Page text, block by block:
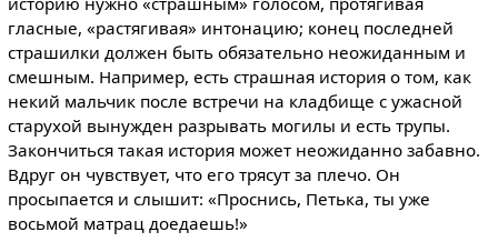
гласные, «растягивая» интонацию; конец последней
страшилки должен быть обязательно неожиданным и
смешным. Например, есть страшная история о том, как
некий мальчик после встречи на кладбище с ужасной
старухой вынужден разрывать могилы и есть трупы.
Закончиться такая история может неожиданно забавно.
Вдруг он чувствует, что его трясут за плечо. Он
просыпается и слышит: «Проснись, Петька, ты уже
восьмой матрац доедаешь!»